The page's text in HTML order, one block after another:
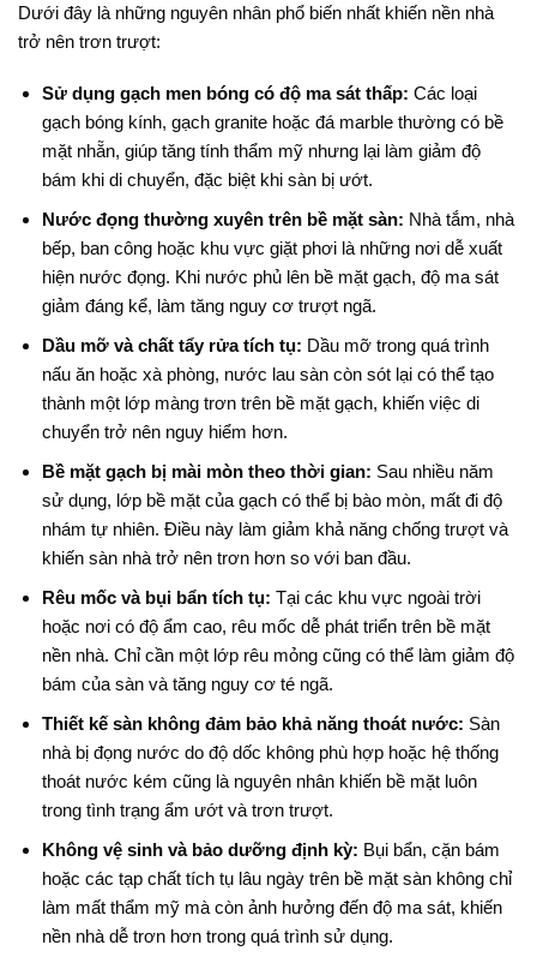
Dưới đây là những nguyên nhân phổ biến nhất khiến nền nhà
trở nên trơn trượt:
Sử dụng gạch men bóng có độ ma sát thấp: Các loại
gạch bóng kính, gạch granite hoặc đá marble thường có bề
mặt nhẵn, giúp tăng tính thẩm mỹ nhưng lại làm giảm độ
bám khi di chuyển, đặc biệt khi sàn bị ướt.
Nước đọng thường xuyên trên bề mặt sàn: Nhà tắm, nhà
bếp, ban công hoặc khu vực giặt phơi là những nơi dễ xuất
hiện nước đọng. Khi nước phủ lên bề mặt gạch, độ ma sát
giảm đáng kể, làm tăng nguy cơ trượt ngã.
Dầu mỡ và chất tẩy rửa tích tụ: Dầu mỡ trong quá trình
nấu ăn hoặc xà phòng, nước lau sàn còn sót lại có thể tạo
thành một lớp màng trơn trên bề mặt gạch, khiến việc di
chuyển trở nên nguy hiểm hơn.
Bề mặt gạch bị mài mòn theo thời gian: Sau nhiều năm
sử dụng, lớp bề mặt của gạch có thể bị bào mòn, mất đi độ
nhám tự nhiên. Điều này làm giảm khả năng chống trượt và
khiến sàn nhà trở nên trơn hơn so với ban đầu.
Rêu mốc và bụi bẩn tích tụ: Tại các khu vực ngoài trời
hoặc nơi có độ ẩm cao, rêu mốc dễ phát triển trên bề mặt
nền nhà. Chỉ cần một lớp rêu mỏng cũng có thể làm giảm độ
bám của sàn và tăng nguy cơ té ngã.
Thiết kế sàn không đảm bảo khả năng thoát nước: Sàn
nhà bị đọng nước do độ dốc không phù hợp hoặc hệ thống
thoát nước kém cũng là nguyên nhân khiến bề mặt luôn
trong tình trạng ẩm ướt và trơn trượt.
Không vệ sinh và bảo dưỡng định kỳ: Bụi bẩn, cặn bám
hoặc các tạp chất tích tụ lâu ngày trên bề mặt sàn không chỉ
làm mất thẩm mỹ mà còn ảnh hưởng đến độ ma sát, khiến
nền nhà dễ trơn hơn trong quá trình sử dụng.